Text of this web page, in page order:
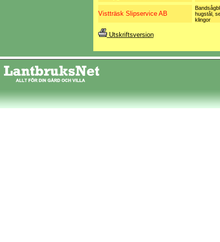
Vistträsk Slipservice AB
hugstål,
klingor
Utskriftsversion